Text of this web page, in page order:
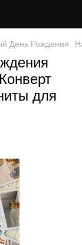
День Рождения
для